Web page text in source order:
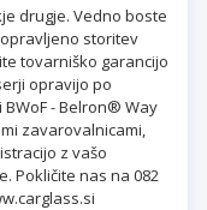
drugje. Vedno boste
storitev
tovarniško garancijo
opravijo po
- Belron® Way
zavarovalnicami,
z vašo
Pokličite nas na 082